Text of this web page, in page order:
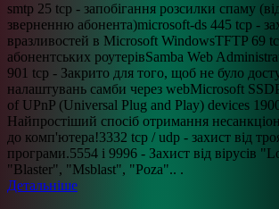
smtp 25 tcp - запобігання розсилки спаму
зверненню абонента)microsoft-ds 445 tcp -
вразливостей в Microsoft WindowsTFTP 69
абонентських роутерівSamba Web
901 tcp - Закрито для того, щоб не було
налаштувань самби через webMicrosoft
of UPnP (Universal Plug and Play) devices
Найпростіший спосіб отримання
до комп'ютера!3332 tcp / udp - захист від
програми.5554 і 9996 - Захист від вірусів
"Blaster", "Msblast", "Poza".. .
Детальніше